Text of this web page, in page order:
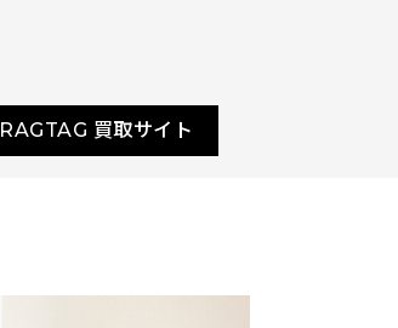
RAGTAG 買取サイト